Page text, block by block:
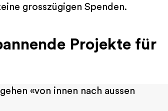
grosszügigen Spenden.
Projekte für
«von innen nach aussen